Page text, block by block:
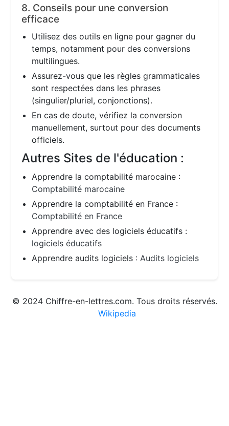
8. Conseils pour une conversion
efficace
Utilisez des outils en ligne pour gagner du
temps, notamment pour des conversions
multilingues.
Assurez-vous que les règles grammaticales
sont respectées dans les phrases
(singulier/pluriel, conjonctions).
En cas de doute, vérifiez la conversion
manuellement, surtout pour des documents
officiels.
Autres Sites de l'éducation :
Apprendre la comptabilité marocaine :
Comptabilité marocaine
Apprendre la comptabilité en France :
Comptabilité en France
Apprendre avec des logiciels éducatifs :
logiciels éducatifs
Apprendre audits logiciels :Audits logiciels
© 2024 Chiffre-en-lettres.com. Tous droits réservés.
Wikipedia